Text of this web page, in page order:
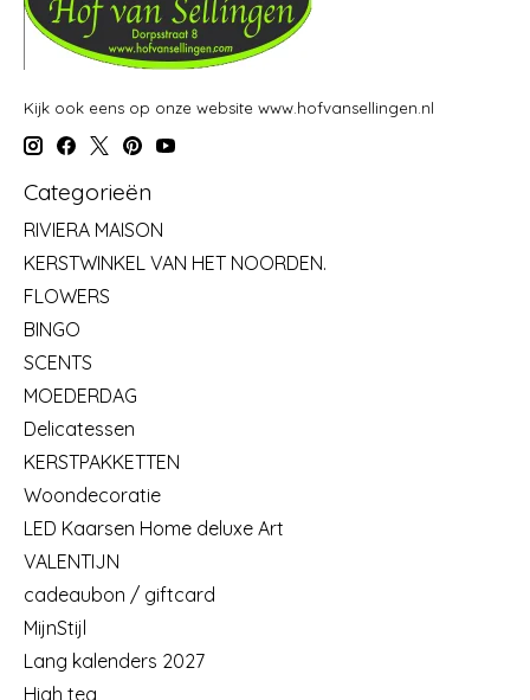
Kijk ook eens op onze website www.hofvansellingen.nl
Categorieën
RIVIERA MAISON
KERSTWINKEL VAN HET NOORDEN.
FLOWERS
BINGO
SCENTS
MOEDERDAG
Delicatessen
KERSTPAKKETTEN
Woondecoratie
LED Kaarsen Home deluxe Art
VALENTIJN
cadeaubon / giftcard
MijnStijl
Lang kalenders 2027
High tea